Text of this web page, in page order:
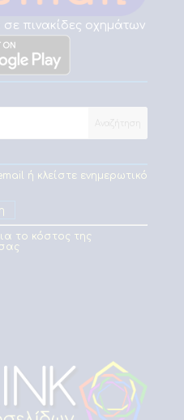
σε πινακίδες οχημάτων
ή κλείστε ενημερωτικό
το κόστος της